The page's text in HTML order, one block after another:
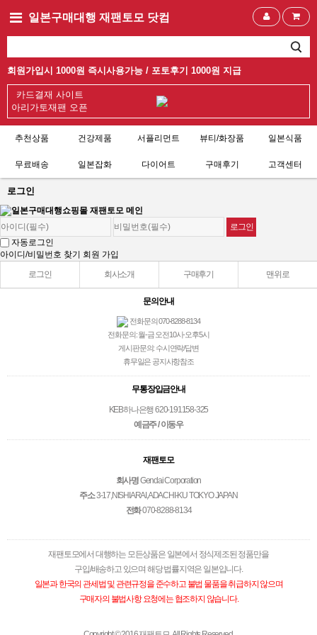
일본구매대행 재팬토모 닷컴
회원가입시 1000원 즉시사용가능 / 포토후기 1000원 지급
카드결재 사이트
아리가토재팬 오픈
추천상품 건강제품 서플리먼트 뷰티/화장품 일본식품
무료배송 일본잡화 다이어트 구매후기 고객센터
로그인
자동로그인
아이디/비밀번호 찾기
회원 가입
로그인
회사소개 구매후기 맨위로
문의안내
전화문의 070-8288-8134
전화문의: 월-금 오전10시-오후5시
게시판문의: 수시연락/답변
휴무일은 공지사항참조
무통장입금안내
KEB하나은행 620-191158-325
예금주 / 이동우
재팬토모
회사명Gendai Corporation
주소3-17,NISHIARAI,ADACHI-KU TOKYO JAPAN
전화070-8288-8134
재팬토모에서 대행하는 모든상품은 일본에서 정식제조된 정품만을
구입/배송하고 있으며 해당 법률지역은 일본입니다.
일본과 한국의 관세법 및 관련규정을 준수하고 불법 물품을 취급하지 않으며
구매자의 불법사항 요청에는 협조하지 않습니다.